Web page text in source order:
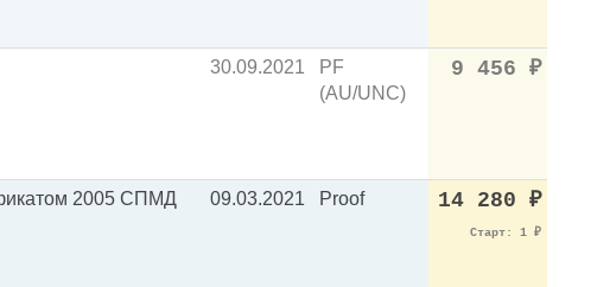
30.09.2021
PF
(AU/UNC)
9 456 ₽
2005 СПМД
09.03.2021 Proof 14 280 ₽
Старт: 1 ₽